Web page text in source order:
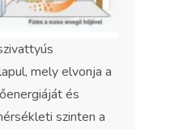
mely elvonja a
és
szinten a